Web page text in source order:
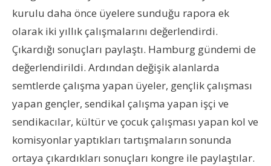
kurulu daha önce üyelere sunduğu rapora ek
olarak iki yıllık çalışmalarını değerlendirdi.
Çıkardığı sonuçları paylaştı. Hamburg gündemi de
değerlendirildi. Ardından değişik alanlarda
semtlerde çalışma yapan üyeler, gençlik çalışması
yapan gençler, sendikal çalışma yapan işçi ve
sendikacılar, kültür ve çocuk çalışması yapan kol ve
komisyonlar yaptıkları tartışmaların sonunda
ortaya çıkardıkları sonuçları kongre ile paylaştılar.